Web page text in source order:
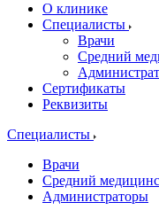
О клинике
Специалисты
Врачи
Средний
Сертификаты
Реквизиты
Специалисты
Врачи
Средний
Администраторы